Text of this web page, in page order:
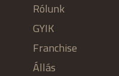
Rólunk
GYIK
Franchise
Állás